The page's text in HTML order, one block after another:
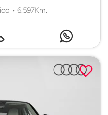
• 6.597Km.